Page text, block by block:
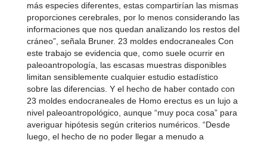
más especies diferentes, estas compartirían las mismas
proporciones cerebrales, por lo menos considerando las
informaciones que nos quedan analizando los restos del
cráneo”, señala Bruner. 23 moldes endocraneales Con
este trabajo se evidencia que, como suele ocurrir en
paleoantropología, las escasas muestras disponibles
limitan sensiblemente cualquier estudio estadístico
sobre las diferencias. Y el hecho de haber contado con
23 moldes endocraneales de Homo erectus es un lujo a
nivel paleoantropológico, aunque “muy poca cosa” para
averiguar hipótesis según criterios numéricos. “Desde
luego, el hecho de no poder llegar a menudo a